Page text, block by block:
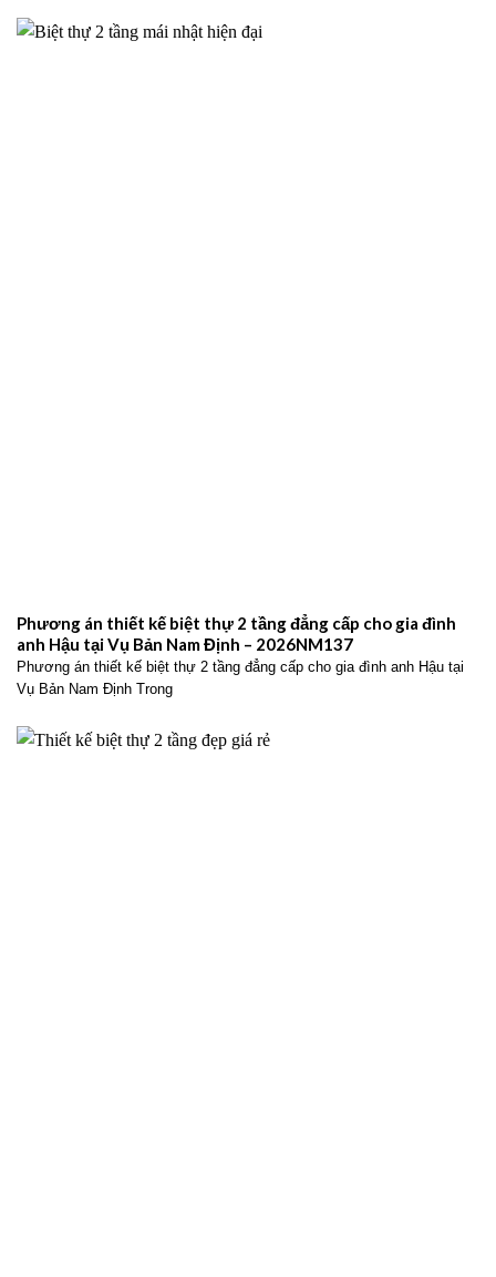
Phương án thiết kế biệt thự 2 tầng đẳng cấp cho gia đình
anh Hậu tại Vụ Bản Nam Định – 2026NM137
Phương án thiết kế biệt thự 2 tầng đẳng cấp cho gia đình anh Hậu tại
Vụ Bản Nam Định Trong